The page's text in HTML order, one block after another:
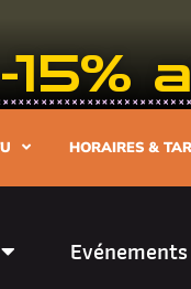
-15%
HORAIRES &
Evénements